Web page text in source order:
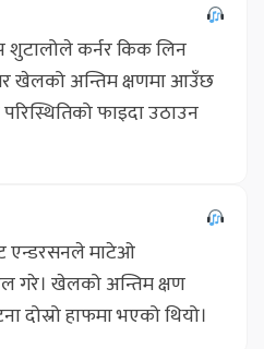
शुटालोले कर्नर किक लिन
खेलको अन्तिम क्षणमा आउँछ
फाइदा उठाउन
एन्डरसनले माटेओ
गरे। खेलको अन्तिम क्षण
दोस्रो हाफमा भएको थियो।